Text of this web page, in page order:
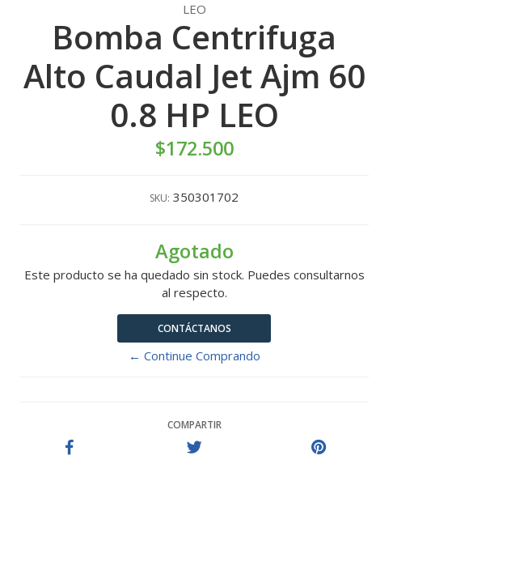
LEO
Bomba Centrifuga
Alto Caudal Jet Ajm 60
0.8 HP LEO
$172.500
SKU: 350301702
Agotado
Este producto se ha quedado sin stock. Puedes consultarnos
al respecto.
CONTÁCTANOS
← Continue Comprando
COMPARTIR